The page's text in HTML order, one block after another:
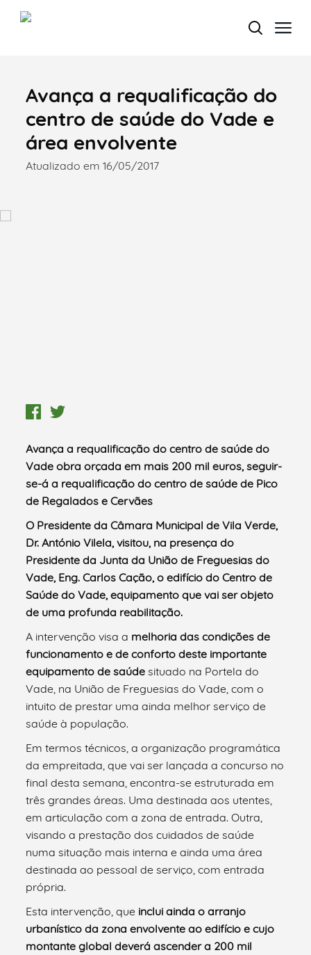
Termo de Pesquisa
Avança a requalificação do
centro de saúde do Vade e
área envolvente
Atualizado em 16/05/2017
Avança a requalificação do centro de saúde do
Vade obra orçada em mais 200 mil euros, seguir-
se-á a requalificação do centro de saúde de Pico
de Regalados e Cervães
O Presidente da Câmara Municipal de Vila Verde,
Dr. António Vilela, visitou, na presença do
Presidente da Junta da União de Freguesias do
Vade, Eng. Carlos Cação, o edifício do Centro de
Saúde do Vade, equipamento que vai ser objeto
de uma profunda reabilitação.
A intervenção visa a melhoria das condições de
funcionamento e de conforto deste importante
equipamento de saúde situado na Portela do
Vade, na União de Freguesias do Vade, com o
intuito de prestar uma ainda melhor serviço de
saúde à população.
Em termos técnicos, a organização programática
da empreitada, que vai ser lançada a concurso no
final desta semana, encontra-se estruturada em
três grandes áreas. Uma destinada aos utentes,
em articulação com a zona de entrada. Outra,
visando a prestação dos cuidados de saúde
numa situação mais interna e ainda uma área
destinada ao pessoal de serviço, com entrada
própria.
Esta intervenção, que inclui ainda o arranjo
urbanístico da zona envolvente ao edifício e cujo
montante global deverá ascender a 200 mil